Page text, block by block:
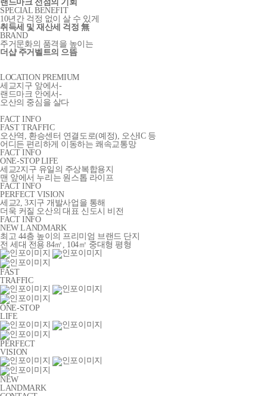
랜드마크 선점의 기회
SPECIAL BENEFIT
10년간 걱정 없이 살 수 있게
취득세 및 재산세 걱정 無
BRAND
주거문화의 품격을 높이는
더샵 주거벨트의 으뜸
LOCATION PREMIUM
세교지구 앞에서-
랜드마크 안에서-
오산의 중심을 살다
FACT INFO
FAST TRAFFIC
오산역, 환승센터 연결도로(예정), 오산IC 등
어디든 편리하게 이동하는 쾌속교통망
FACT INFO
ONE-STOP LIFE
세교2지구 유일의 주상복합용지
맨 앞에서 누리는 원스톱 라이프
FACT INFO
PERFECT VISION
세교2, 3지구 개발사업을 통해
더욱 커질 오산의 대표 신도시 비전
FACT INFO
NEW LANDMARK
최고 44층 높이의 프리미엄 브랜드 단지
전 세대 전용 84㎡, 104㎡ 중대형 평형
FAST
TRAFFIC
ONE-STOP
LIFE
PERFECT
VISION
NEW
LANDMARK